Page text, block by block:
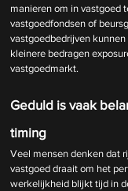
manieren om in vastgoed
vastgoedfondsen of
vastgoedbedrijven
kleinere bedragen
vastgoedmarkt.
Geduld is vaak
timing
Veel mensen denken dat
vastgoed draait om het
werkelijkheid blijkt tijd in